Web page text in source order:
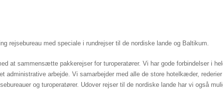
rejsebureau med speciale i rundrejser til de nordiske lande og Baltikum.
at sammensætte pakkerejser for turoperatører. Vi har gode forbindelser i
administrative arbejde. Vi samarbejder med alle de store hotelkæder,
og turoperatører. Udover rejser til de nordiske lande har vi også